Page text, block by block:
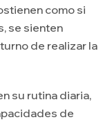
como si
se sienten
de realizar la
su rutina diaria,
de